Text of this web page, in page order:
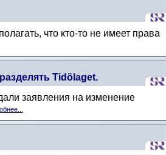
что кто-то не имеет права
Tidölaget.
заявления на изменение